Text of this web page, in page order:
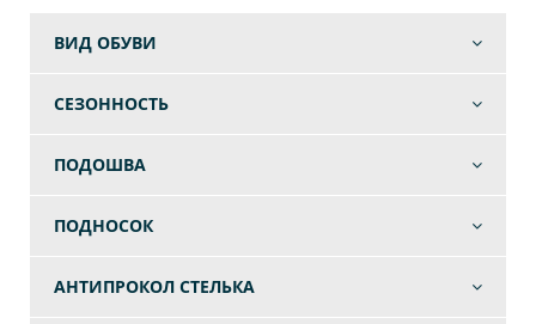
ВИД ОБУВИ
СЕЗОННОСТЬ
ПОДОШВА
ПОДНОСОК
АНТИПРОКОЛ СТЕЛЬКА